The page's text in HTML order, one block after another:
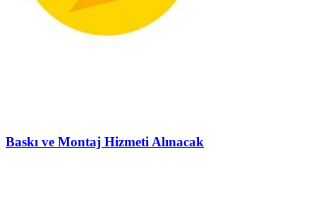
Baskı ve Montaj Hizmeti Alınacak